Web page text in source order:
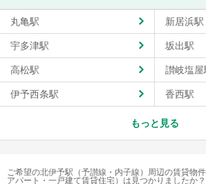
丸亀駅 新居浜駅
宇多津駅 坂出駅
高松駅 讃岐塩屋
伊予西条駅 香西駅
もっと見る
ご希望の北伊予駅（予讃線・内子線）周辺の賃貸物
アパート・一戸建て賃貸住宅）は見つかりましたか？